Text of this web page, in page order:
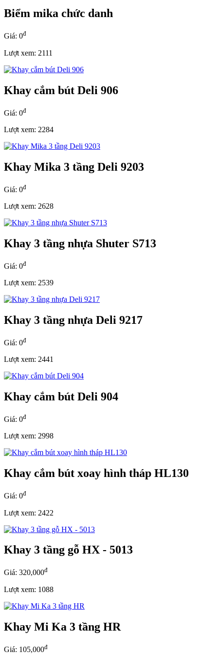
Biểm mika chức danh
Giá: 0đ
Lượt xem: 2111
Khay cắm bút Deli 906
Giá: 0đ
Lượt xem: 2284
Khay Mika 3 tầng Deli 9203
Giá: 0đ
Lượt xem: 2628
Khay 3 tầng nhựa Shuter S713
Giá: 0đ
Lượt xem: 2539
Khay 3 tầng nhựa Deli 9217
Giá: 0đ
Lượt xem: 2441
Khay cắm bút Deli 904
Giá: 0đ
Lượt xem: 2998
Khay cắm bút xoay hình tháp HL130
Giá: 0đ
Lượt xem: 2422
Khay 3 tầng gỗ HX - 5013
Giá: 320,000đ
Lượt xem: 1088
Khay Mi Ka 3 tầng HR
Giá: 105,000đ